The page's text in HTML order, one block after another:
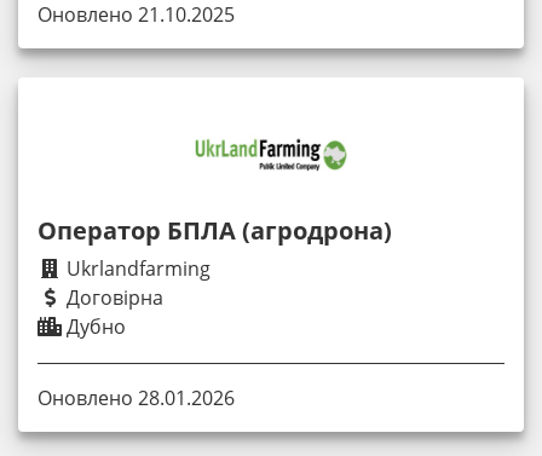
Оновлено 21.10.2025
Оператор БПЛА (агродрона)
Ukrlandfarming
Договірна
Дубно
Оновлено 28.01.2026